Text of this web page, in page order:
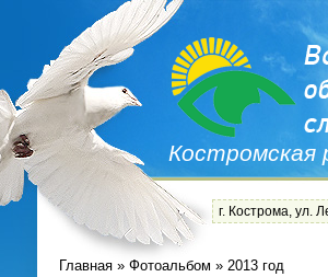
Костромская
г. Кострома, ул.
Главная » Фотоальбом » 2013 год